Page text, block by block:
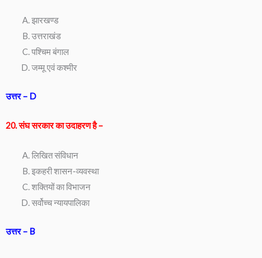
झारखण्ड
उत्तराखंड
पश्चिम बंगाल
जम्मू एवं कश्मीर
उत्तर – D
20. संघ सरकार का उदाहरण है –
लिखित संविधान
इकहरी शासन-व्यवस्था
शक्तियों का विभाजन
सर्वोच्च न्यायपालिका
उत्तर – B